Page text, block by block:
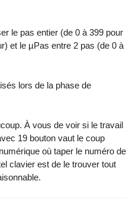
le pas entier (de 0 à 399 pour
et le µPas entre 2 pas (de 0 à
lors de la phase de
À vous de voir si le travail
19 bouton vaut le coup
où taper le numéro de
clavier est de le trouver tout